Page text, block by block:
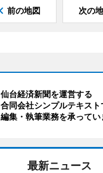
前の地図 次の
仙台経済新聞を運営する
合同会社シンプルテキスト
編集・執筆業務を承ってい
最新ニュース